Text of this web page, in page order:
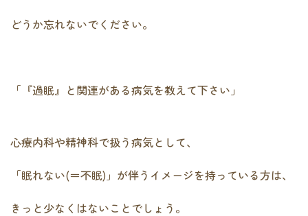
どうか忘れないでください。
「『過眠』と関連がある病気を教えて下さい」
心療内科や精神科で扱う病気として、
「眠れない(＝不眠)」が伴うイメージを持っている方は、
きっと少なくはないことでしょう。